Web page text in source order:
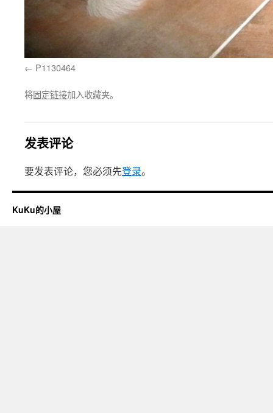
P1130464
将固定链接加入收藏夹。
发表评论
要发表评论，您必须先登录。
KuKu的小屋